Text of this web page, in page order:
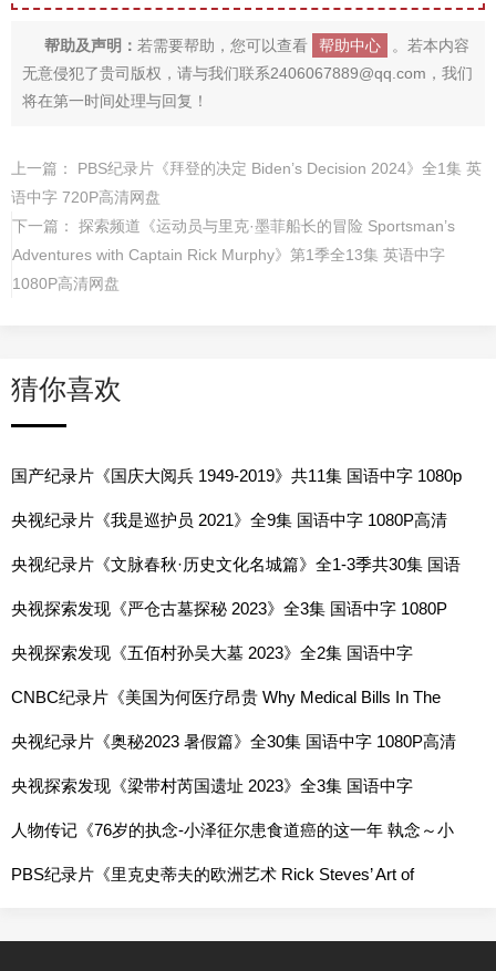
帮助及声明： 若需要帮助，您可以查看 帮助中心
。若本内容
无意侵犯了贵司版权，请与我们联系2406067889@qq.com，我们
将在第一时间处理与回复！
上一篇： PBS纪录片《拜登的决定 Biden’s Decision 2024》全1集 英
语中字 720P高清网盘
下一篇： 探索频道《运动员与里克·墨菲船长的冒险 Sportsman’s
Adventures with Captain Rick Murphy》第1季全13集 英语中字
1080P高清网盘
猜你喜欢
国产纪录片《国庆大阅兵 1949-2019》共11集 国语中字 1080p
高清网盘
央视纪录片《我是巡护员 2021》全9集 国语中字 1080P高清
网盘
央视纪录片《文脉春秋·历史文化名城篇》全1-3季共30集 国语
中字 1080P高清网盘
央视探索发现《严仓古墓探秘 2023》全3集 国语中字 1080P
高清网盘
央视探索发现《五佰村孙吴大墓 2023》全2集 国语中字
1080P高清网盘
CNBC纪录片《美国为何医疗昂贵 Why Medical Bills In The
US Are So Expensive 2018》全1集 英语中字 720P高清网盘
央视纪录片《奥秘2023 暑假篇》全30集 国语中字 1080P高清
网盘
央视探索发现《梁带村芮国遗址 2023》全3集 国语中字
1080P高清网盘
人物传记《76岁的执念-小泽征尔患食道癌的这一年 執念～小
澤征爾76歳の闘い 2010》全1集 国语中字 日语中字 标清网盘
PBS纪录片《里克史蒂夫的欧洲艺术 Rick Steves’ Art of